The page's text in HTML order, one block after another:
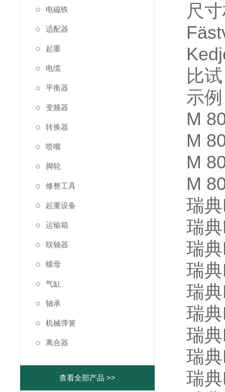
电磁铁
适配器
起重
电缆
平衡器
变频器
转换器
喷嘴
脚轮
修整工具
起重设备
运输箱
联轴器
螺母
气缸
轴承
机械弹簧
离合器
查看全部产品 >>
尺
比试
示
M
M
M
M
瑞
瑞
瑞
瑞
瑞
瑞
瑞
瑞
瑞